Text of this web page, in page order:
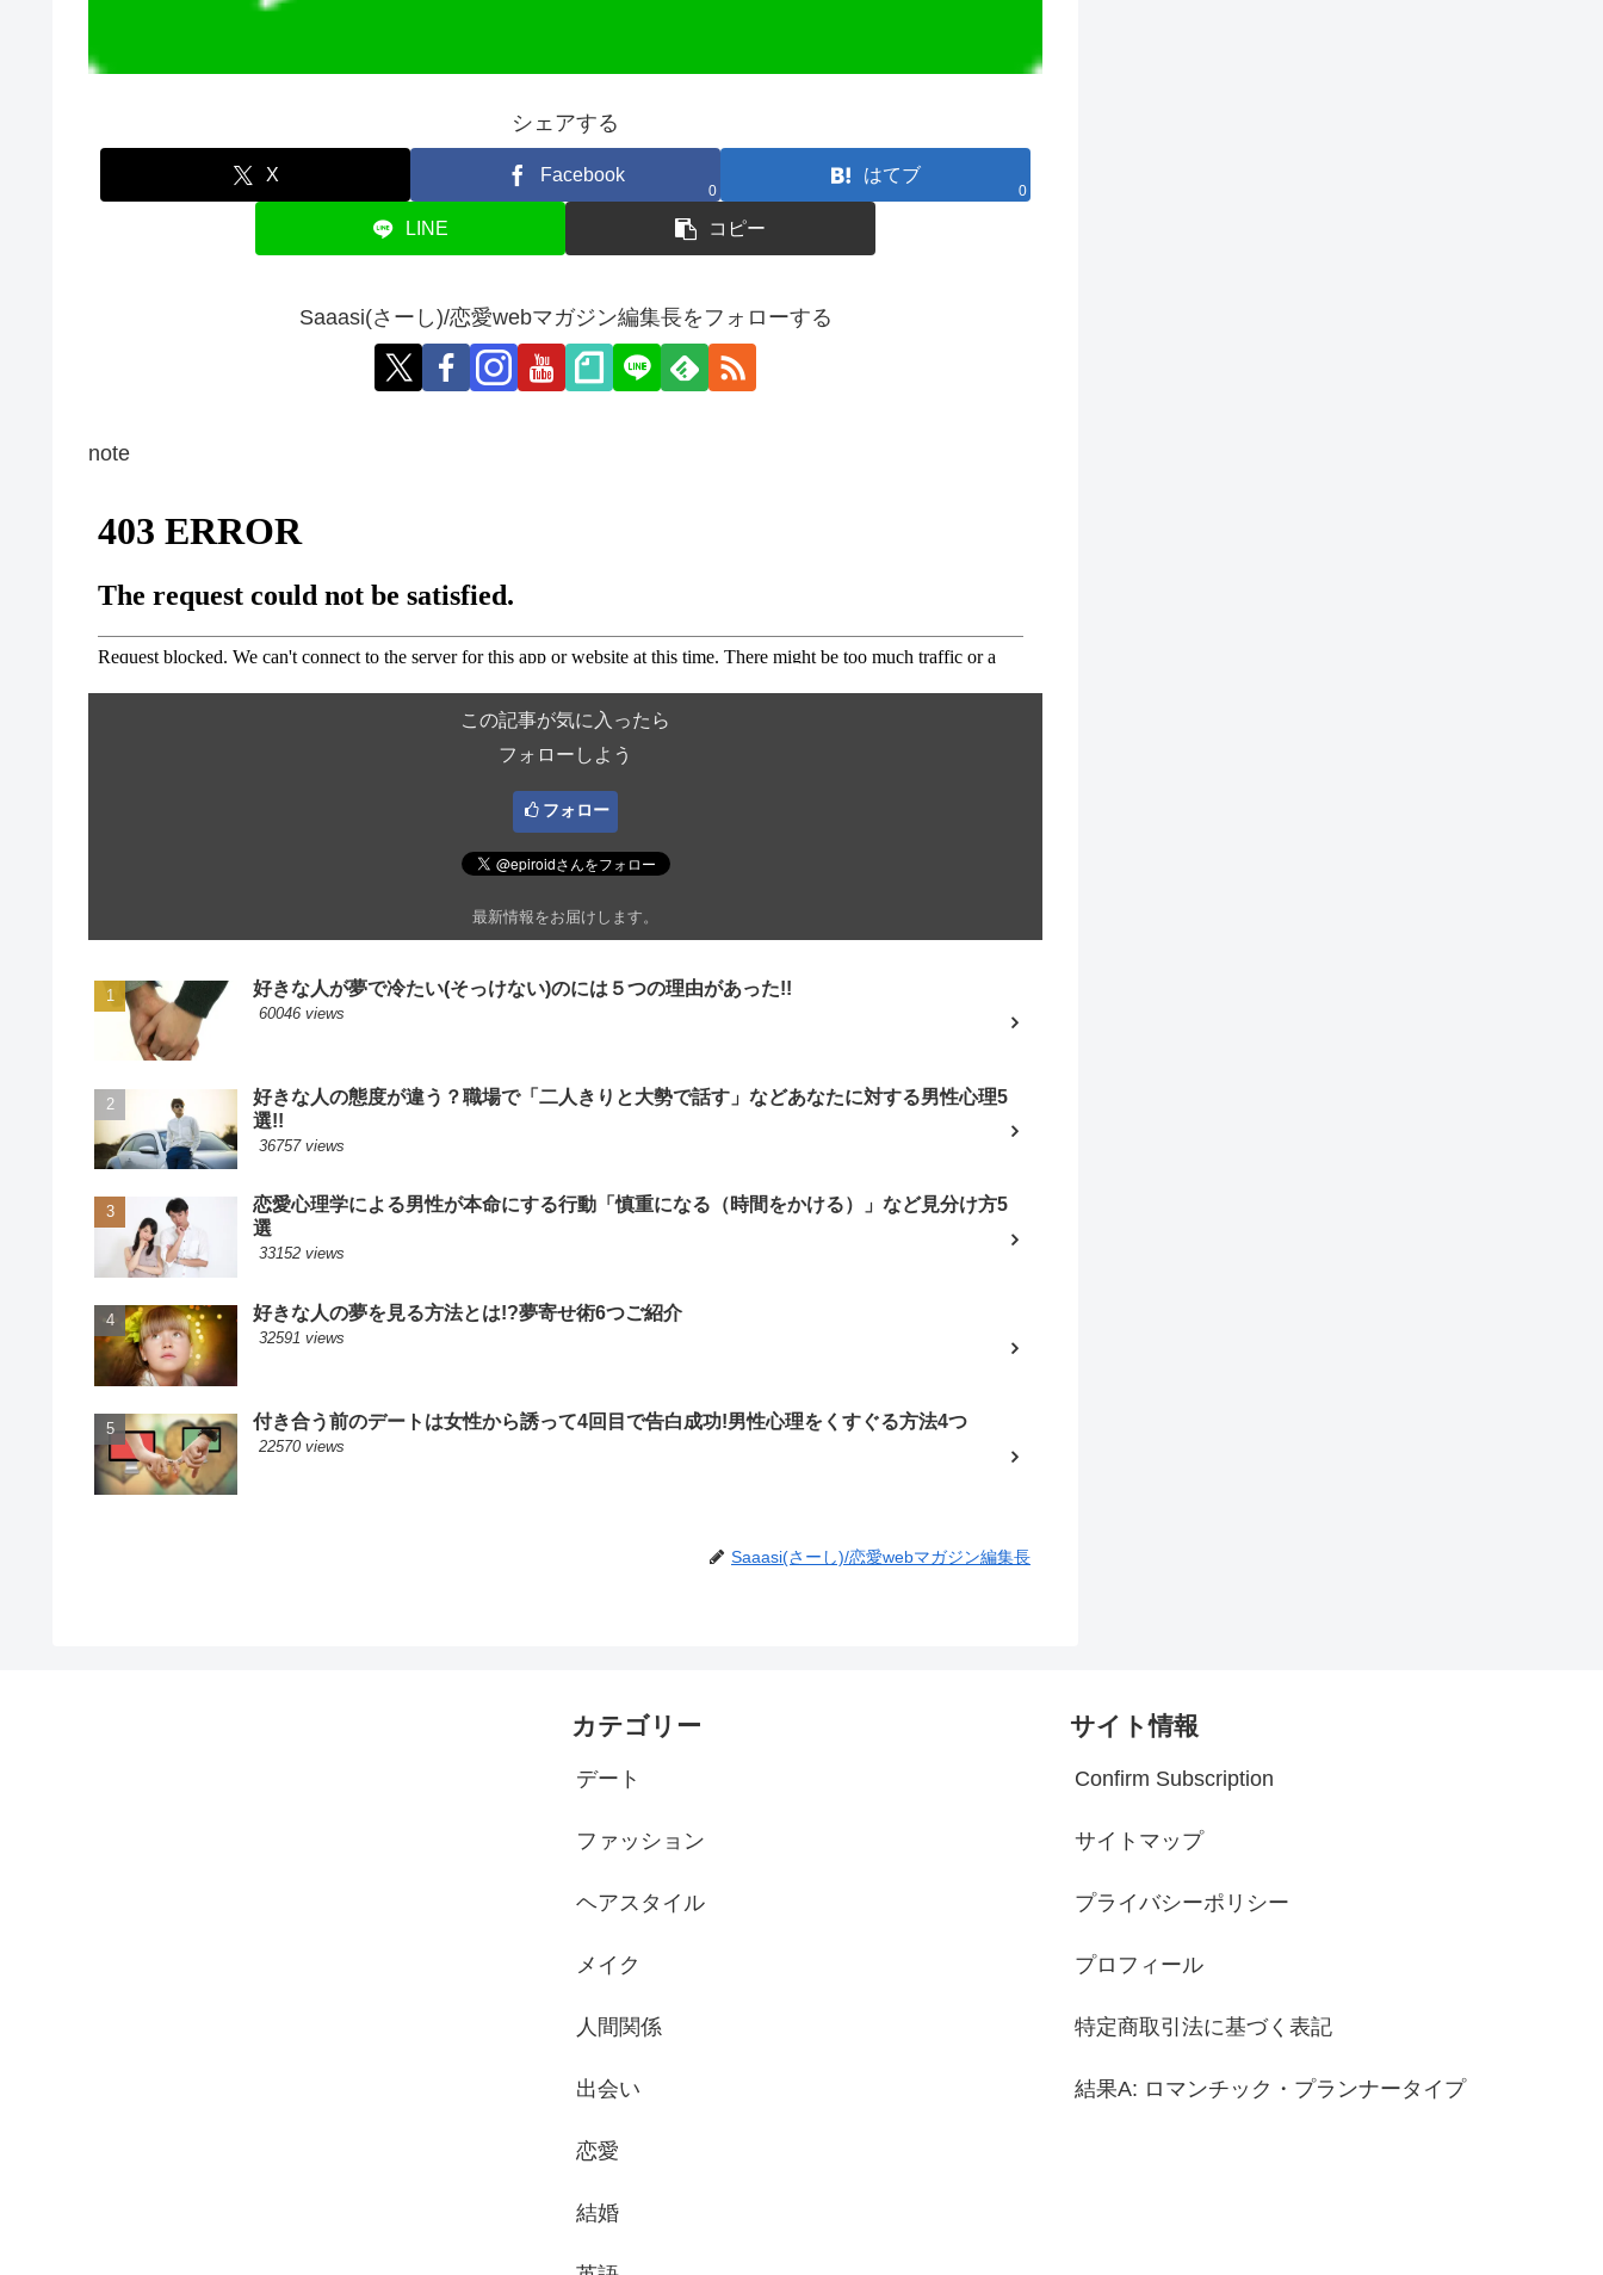
シェアする
X Facebook
0
はてブ
0
LINE コピー
Saaasi(さーし)/恋愛webマガジン編集長をフォローする
note
この記事が気に入ったら
フォローしよう
フォロー
最新情報をお届けします。
好きな人が夢で冷たい(そっけない)のには５つの理由があった!!
60046 views
好きな人の態度が違う？職場で「二人きりと大勢で話す」などあなたに対する男性心理5
選!!
36757 views
恋愛心理学による男性が本命にする行動「慎重になる（時間をかける）」など見分け方5
選
33152 views
好きな人の夢を見る方法とは!?夢寄せ術6つご紹介
32591 views
付き合う前のデートは女性から誘って4回目で告白成功!男性心理をくすぐる方法4つ
22570 views
Saaasi(さーし)/恋愛webマガジン編集長
カテゴリー
デート
ファッション
ヘアスタイル
メイク
人間関係
出会い
恋愛
結婚
サイト情報
Confirm Subscription
サイトマップ
プライバシーポリシー
プロフィール
特定商取引法に基づく表記
結果A: ロマンチック・プランナータイプ